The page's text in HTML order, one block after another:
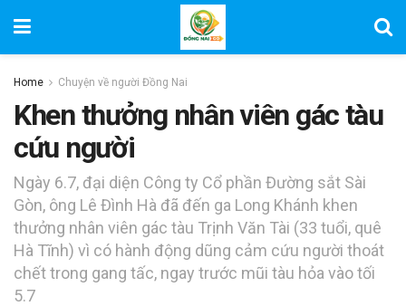
Home Chuyện về người Đồng Nai
Khen thưởng nhân viên gác tàu
cứu người
Ngày 6.7, đại diện Công ty Cổ phần Đường sắt Sài
Gòn, ông Lê Đình Hà đã đến ga Long Khánh khen
thưởng nhân viên gác tàu Trịnh Văn Tài (33 tuổi, quê
Hà Tĩnh) vì có hành động dũng cảm cứu người thoát
chết trong gang tấc, ngay trước mũi tàu hỏa vào tối
5.7